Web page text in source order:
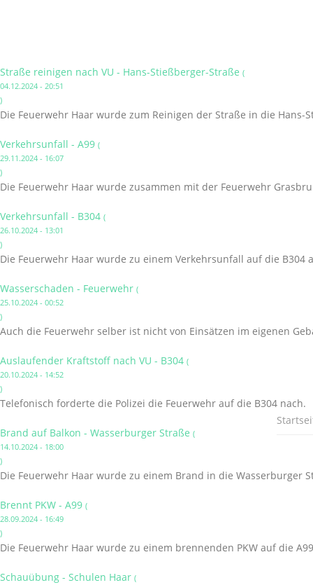
Straße reinigen nach VU - Hans-Stießberger-Straße (
04.12.2024 - 20:51
)
Die Feuerwehr Haar wurde zum Reinigen der Straße in die Hans-
Verkehrsunfall - A99 (
29.11.2024 - 16:07
)
Die Feuerwehr Haar wurde zusammen mit der Feuerwehr
Verkehrsunfall - B304 (
26.10.2024 - 13:01
)
Die Feuerwehr Haar wurde zu einem Verkehrsunfall auf die B304
Wasserschaden - Feuerwehr (
25.10.2024 - 00:52
)
Auch die Feuerwehr selber ist nicht von Einsätzen im eigenen
Auslaufender Kraftstoff nach VU - B304 (
20.10.2024 - 14:52
)
Telefonisch forderte die Polizei die Feuerwehr auf die B304 nach.
Brand auf Balkon - Wasserburger Straße (
14.10.2024 - 18:00
)
Die Feuerwehr Haar wurde zu einem Brand in die Wasserburger
Brennt PKW - A99 (
28.09.2024 - 16:49
)
Die Feuerwehr Haar wurde zu einem brennenden PKW auf die
Schauübung - Schulen Haar (